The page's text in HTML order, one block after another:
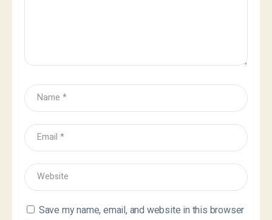
Save my name, email, and website in this browser